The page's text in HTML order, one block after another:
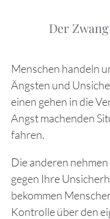
Der
Menschen handeln
Ängsten und
einen gehen in die
Angst machenden
fahren.
Die anderen
gegen Ihre
bekommen
Kontrolle über den